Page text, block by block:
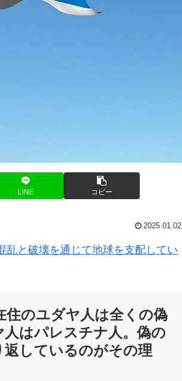
LINE コピー
2025.01.02
乱と破壊を通じて地球を支配してい
のユダヤ人は全くの偽
はパレスチナ人。偽の
しているのがその理